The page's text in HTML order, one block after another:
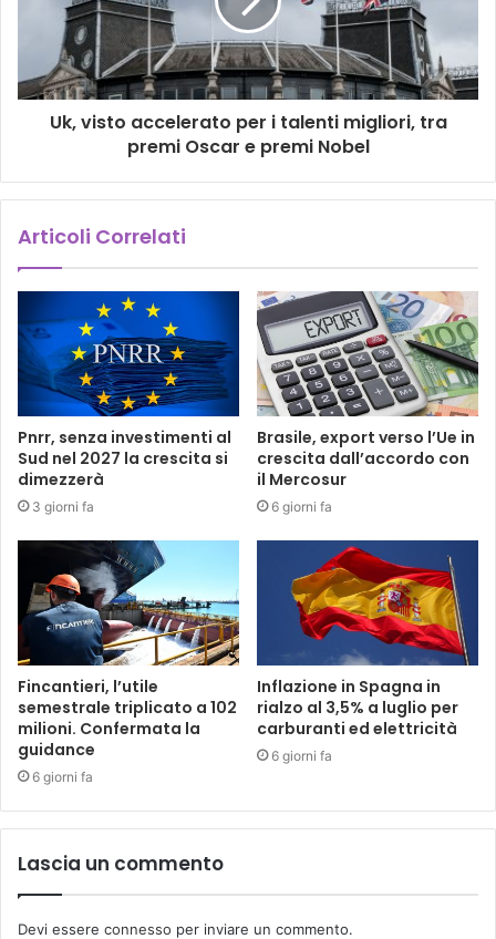
Uk, visto accelerato per i talenti migliori, tra
premi Oscar e premi Nobel
Articoli Correlati
Pnrr, senza investimenti al
Sud nel 2027 la crescita si
dimezzerà
3 giorni fa
Brasile, export verso l’Ue in
crescita dall’accordo con
il Mercosur
6 giorni fa
Fincantieri, l’utile
semestrale triplicato a 102
milioni. Confermata la
guidance
6 giorni fa
Inflazione in Spagna in
rialzo al 3,5% a luglio per
carburanti ed elettricità
6 giorni fa
Lascia un commento
Devi essere connesso per inviare un commento.